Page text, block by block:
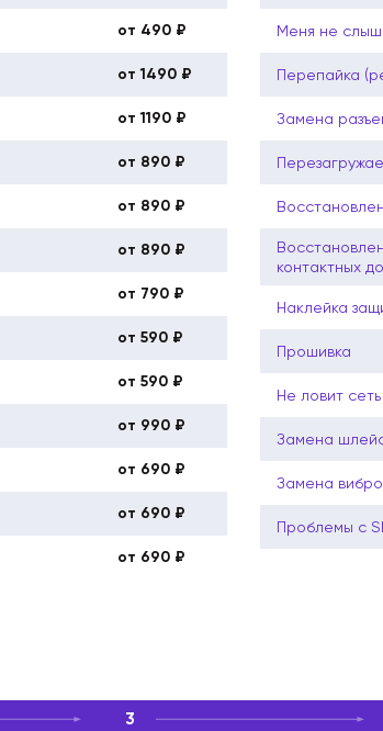
от 490 ₽
от 1490 ₽
от 1190 ₽
от 890 ₽
от 890 ₽
от 890 ₽
от 790 ₽
от 590 ₽
от 590 ₽
от 990 ₽
от 690 ₽
от 690 ₽
от 690 ₽
Меня не
Перепайка
Замена
контактных
Наклейка
Прошивка
Не ловит сеть
Замена
Замена
Проблемы с
3